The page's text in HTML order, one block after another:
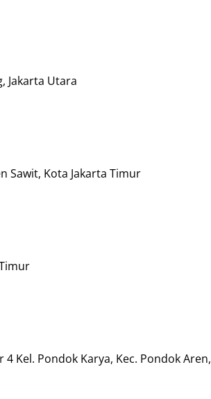
Jakarta Utara
Sawit, Kota Jakarta Timur
4 Kel. Pondok Karya, Kec. Pondok Aren,